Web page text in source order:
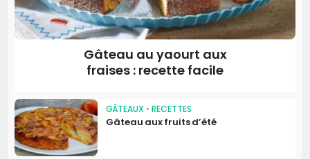
Gâteau au yaourt aux
fraises : recette facile
GÂTEAUX • RECETTES
Gâteau aux fruits d’été